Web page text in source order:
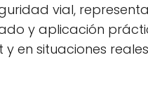
vial,
y aplicación
en situaciones